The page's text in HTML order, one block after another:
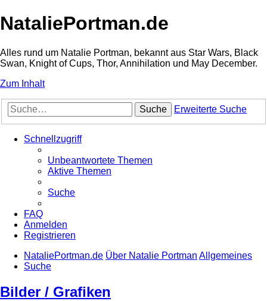
NataliePortman.de
Alles rund um Natalie Portman, bekannt aus Star Wars, Black
Swan, Knight of Cups, Thor, Annihilation und May December.
Zum Inhalt
Suche Erweiterte Suche
Schnellzugriff
Unbeantwortete Themen
Aktive Themen
Suche
FAQ
Anmelden
Registrieren
NataliePortman.de Über Natalie Portman Allgemeines
Suche
Bilder / Grafiken